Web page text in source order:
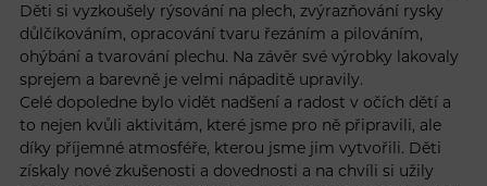
Děti si vyzkoušely rýsování na plech, zvýrazňování rysky
důlčíkováním, opracování tvaru řezáním a pilováním,
ohýbání a tvarování plechu. Na závěr své výrobky lakovaly
sprejem a barevně je velmi nápaditě upravily.
Celé dopoledne bylo vidět nadšení a radost v očích dětí a
to nejen kvůli aktivitám, které jsme pro ně připravili, ale
díky příjemné atmosféře, kterou jsme jim vytvořili. Děti
získaly nové zkušenosti a dovednosti a na chvíli si užily